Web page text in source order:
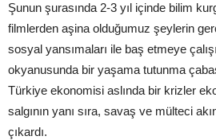
Şunun şurasında 2-3 yıl içinde bilim
filmlerden aşina olduğumuz şeylerin
sosyal yansımaları ile baş etmeye
okyanusunda bir yaşama tutunma
Türkiye ekonomisi aslında bir krizler
salgının yanı sıra, savaş ve mülteci
çıkardı.